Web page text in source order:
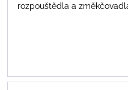
rozpouštědla a